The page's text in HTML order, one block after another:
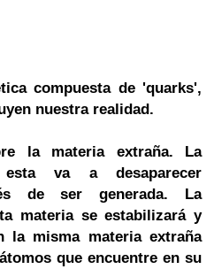
compuesta de 'quarks',
nuestra realidad.
la materia extraña. La
va a desaparecer
de ser generada. La
materia se estabilizará y
la misma materia extraña
que encuentre en su